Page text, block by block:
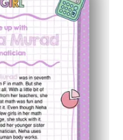
en centros,
a medida que los